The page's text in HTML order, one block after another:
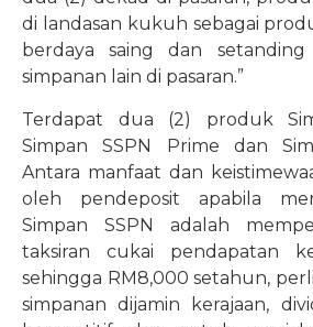
di landasan kukuh sebagai
berdaya saing dan
simpanan lain di pasaran.”
Terdapat dua (2) produk
Simpan SSPN Prime dan
Antara manfaat dan
oleh pendeposit apabila
Simpan SSPN adalah
taksiran cukai pendapatan
sehingga RM8,000 setahun,
simpanan dijamin kerajaan,